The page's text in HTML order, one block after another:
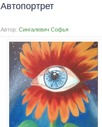
Автопортрет
Автор: Сингалевич Софья